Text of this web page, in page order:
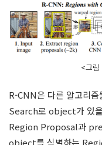
<그
R-CNN은 다른 알고리
Search로 object가 있
Region Proposal과
object를 식별하는